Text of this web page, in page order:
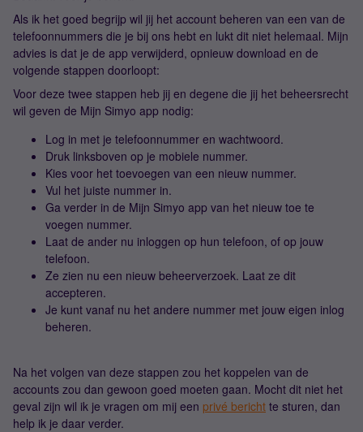
Als ik het goed begrijp wil jij het account beheren van een van de
telefoonnummers die je bij ons hebt en lukt dit niet helemaal. Mijn
advies is dat je de app verwijderd, opnieuw download en de
volgende stappen doorloopt:
Voor deze twee stappen heb jij en degene die jij het beheersrecht
wil geven de Mijn Simyo app nodig:
Log in met je telefoonnummer en wachtwoord.
Druk linksboven op je mobiele nummer.
Kies voor het toevoegen van een nieuw nummer.
Vul het juiste nummer in.
Ga verder in de Mijn Simyo app van het nieuw toe te
voegen nummer.
Laat de ander nu inloggen op hun telefoon, of op jouw
telefoon.
Ze zien nu een nieuw beheerverzoek. Laat ze dit
accepteren.
Je kunt vanaf nu het andere nummer met jouw eigen inlog
beheren.
Na het volgen van deze stappen zou het koppelen van de
accounts zou dan gewoon goed moeten gaan. Mocht dit niet het
geval zijn wil ik je vragen om mij een privé bericht te sturen, dan
help ik je daar verder.